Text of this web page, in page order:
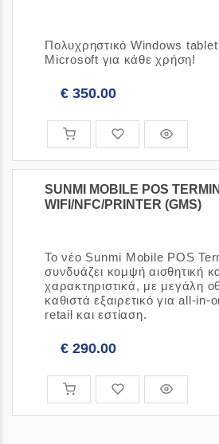
Πολυχρηστικό Windows
Microsoft για κάθε χρήση!
€ 350.00
SUNMI MOBILE POS
WIFI/NFC/PRINTER (GMS)
Το νέο Sunmi Mobile POS
συνδυάζει κομψή αισθητική
χαρακτηριστικά, με μεγάλη
καθιστά εξαιρετικό για all-
retail και εστίαση.
€ 290.00